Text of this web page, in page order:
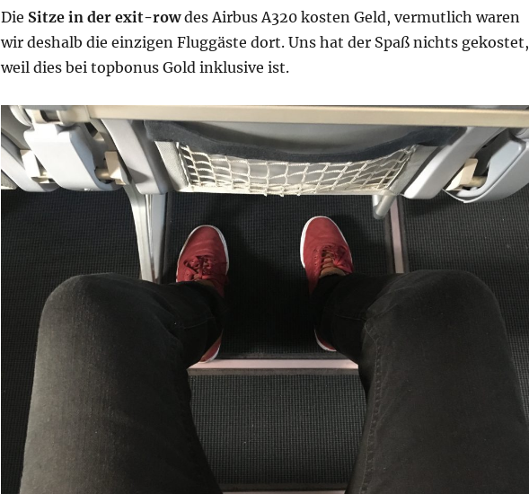
Die Sitze in der exit-rowdes Airbus A320 kosten Geld, vermutlich waren
wir deshalb die einzigen Fluggäste dort. Uns hat der Spaß nichts gekostet,
weil dies bei topbonus Gold inklusive ist.